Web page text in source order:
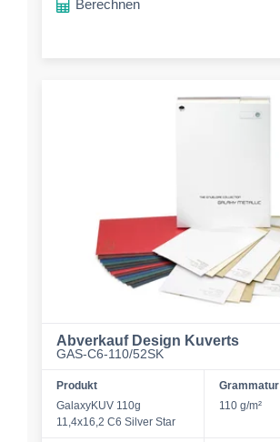
Berechnen
Abverkauf Design Kuverts
GAS-C6-110/52SK
Produkt
GalaxyKUV 110g
11,4x16,2 C6 Silver Star
Grammatur
110 g/m²